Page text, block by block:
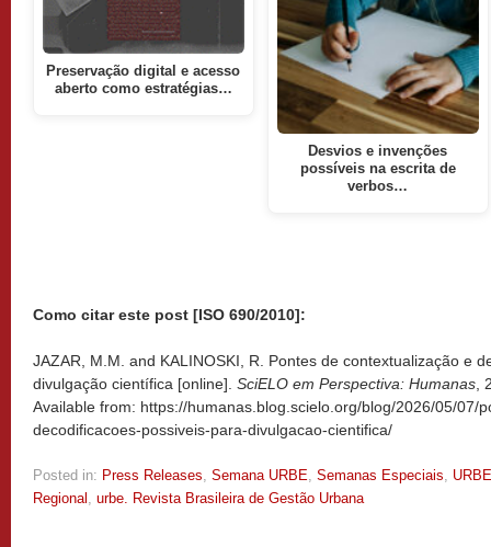
Preservação digital e acesso
aberto como estratégias…
Desvios e invenções
possíveis na escrita de
verbos…
Como citar este post [ISO 690/2010]:
JAZAR, M.M. and KALINOSKI, R. Pontes de contextualização e
divulgação científica [online]. SciELO em Perspectiva: Humanas
Available from: https://humanas.blog.scielo.org/blog/2026/05/07/
decodificacoes-possiveis-para-divulgacao-cientifica/
Posted in: Press Releases Semana URBE Semanas Especiais
URBE
Regional urbe. Revista Brasileira de Gestão Urbana